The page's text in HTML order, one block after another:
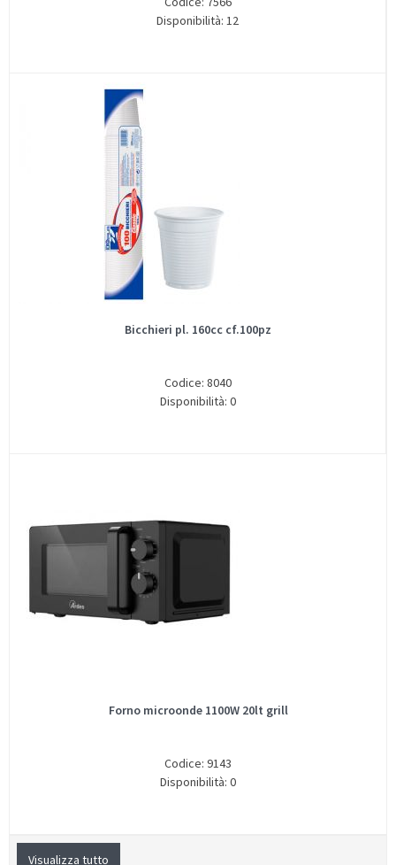
Disponibilità: 12
Bicchieri pl. 160cc cf.100pz
Codice: 8040
Disponibilità: 0
Forno microonde 1100W 20lt grill
Codice: 9143
Disponibilità: 0
Visualizza tutto